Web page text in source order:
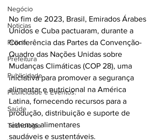
Negócio
Noticias
Policia
Prefeitura
Publicidade
Publicidade e Eventos.
Saúde
Tecnologia
No fim de 2023, Brasil, Emirados Árabes
Unidos e Cuba pactuaram, durante a
Conferência das Partes da Convenção-
Quadro das Nações Unidas sobre
Mudanças Climáticas (COP 28), uma
iniciativa para promover a segurança
alimentar e nutricional na América
Latina, fornecendo recursos para a
produção, distribuição e suporte de
sistemas alimentares
saudáveis e sustentáveis.